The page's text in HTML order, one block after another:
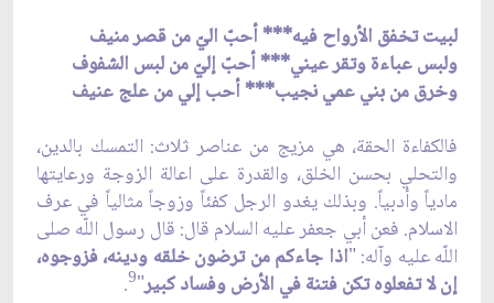
لبيت تخفق الأرواح فيه*** أحبّ اليّ من قصر منيف
ولبس عباءة وتقر عيني*** أحبّ إليّ من لبس الشفوف
وخرق من بني عمي نجيب*** أحب إلي من علج عنيف
فالكفاءة الحقة، هي مزيج من عناصر ثلاث: التمسك بالدين،
والتحلي بحسن الخلق، والقدرة على اعالة الزوجة ورعايتها
مادياً وأدبياً. وبذلك يغدو الرجل كفئاً وزوجاً مثالياً في عرف
الاسلام. فعن أبي جعفر عليه السلام قال: قال رسول اللّه صلى
اللّه عليه وآله: "اذا جاءكم من ترضون خلقه ودينه، فزوجوه،
إن لا تفعلوه تكن فتنة في الأرض وفساد كبير"
9
.